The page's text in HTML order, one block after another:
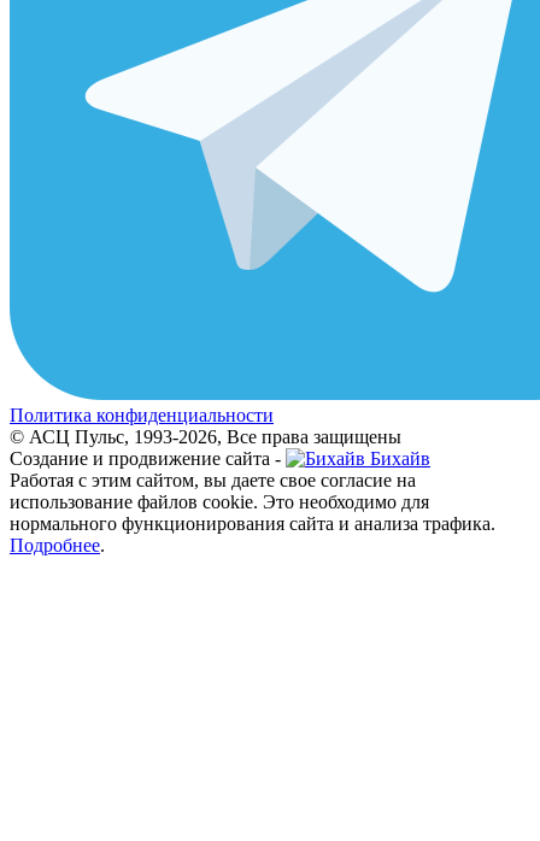
Политика конфиденциальности
© АСЦ Пульс, 1993-2026, Все права защищены
Создание и продвижение сайта -
Бихайв
Работая с этим сайтом, вы даете свое согласие на
использование файлов cookie. Это необходимо для
нормального функционирования сайта и анализа трафика.
Подробнее.